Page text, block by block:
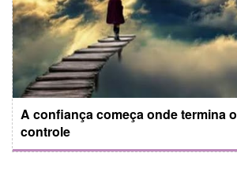
A confiança começa onde termina o
controle